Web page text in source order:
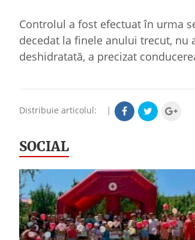
Controlul a fost efectuat în urma
decedat la finele anului trecut,
deshidratată, a precizat
Distribuie articolul: |
SOCIAL